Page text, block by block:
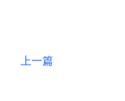
上一篇